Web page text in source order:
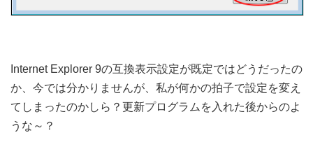
Internet Explorer 9の互換表示設定が既定ではどうだったの
か、今では分かりませんが、私が何かの拍子で設定を変え
てしまったのかしら？更新プログラムを入れた後からのよ
うな～？